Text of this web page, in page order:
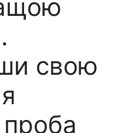
свою